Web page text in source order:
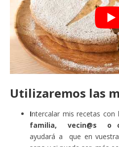
Utilizaremos las
Intercalar mis recetas con
familia, vecin@s o
ayudará a que en